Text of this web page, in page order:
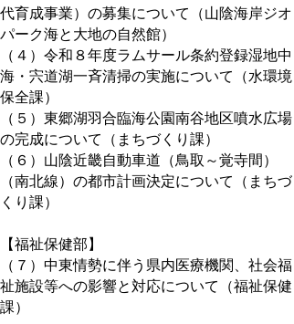
代育成事業）の募集について（山陰海岸ジオ
パーク海と大地の自然館）
（４）令和８年度ラムサール条約登録湿地中
海・宍道湖一斉清掃の実施について（水環境
保全課）
（５）東郷湖羽合臨海公園南谷地区噴水広場
の完成について（まちづくり課）
（６）山陰近畿自動車道（鳥取～覚寺間）
（南北線）の都市計画決定について（まちづ
くり課）
【福祉保健部】
（７）中東情勢に伴う県内医療機関、社会福
祉施設等への影響と対応について（福祉保健
課）